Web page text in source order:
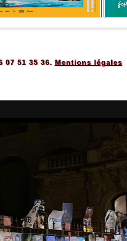
07 51 35 36. Mentions légales